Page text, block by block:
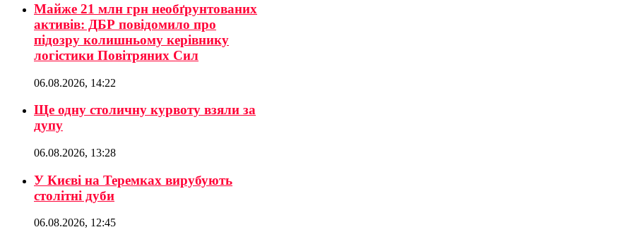
Майже 21 млн грн необґрунтованих
активів: ДБР повідомило про
підозру колишньому керівнику
логістики Повітряних Сил
06.08.2026, 14:22
Ще одну столичну курвоту взяли за
дупу
06.08.2026, 13:28
У Києві на Теремках вирубують
столітні дуби
06.08.2026, 12:45